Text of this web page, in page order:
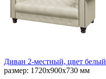
Диван 2-местный, цвет белый
размер: 1720х900х730 мм